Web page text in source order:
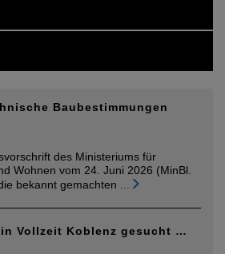
Baubestimmungen
des Ministeriums für
Wohnen vom 24. Juni 2026 (MinBl.
bekannt gemachten
Vollzeit Koblenz gesucht …